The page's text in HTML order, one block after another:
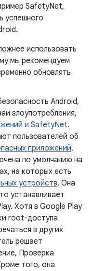
SafetyNet,
успешного
использовать
мы рекомендуем
обновлять
Android,
злоупотребления,
и SafetyNet.
пользователей об
приложений.
по умолчанию на
на которых есть
устройств. Она
устанавливает
Хотя в Google Play
root-доступа
в других
решает
Проверка
того, она